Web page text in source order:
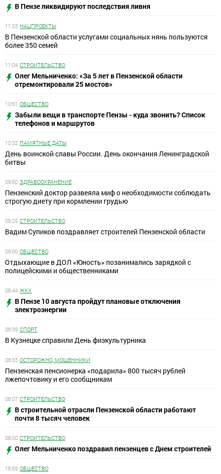
В Пензе ликвидируют последствия ливня
11:33 НАЦПРОЕКТЫ
В Пензенской области услугами социальных нянь пользуются
более 350 семей
11:04 СТРОИТЕЛЬСТВО
Олег Мельниченко: «За 5 лет в Пензенской области
отремонтировали 25 мостов»
10:51 ОБЩЕСТВО
Забыли вещи в транспорте Пензы - куда звонить? Список
телефонов и маршрутов
10:32 ПАМЯТНЫЕ ДАТЫ
День воинской славы России. День окончания Ленинградской
битвы
09:50 ЗДРАВООХРАНЕНИЕ
Пензенский доктор развеяла миф о необходимости соблюдать
строгую диету при кормлении грудью
09:25 СТРОИТЕЛЬСТВО
Вадим Супиков поздравляет строителей Пензенской области
09:00 ОБЩЕСТВО
Отдыхающие в ДОЛ «Юность» позанимались зарядкой с
полицейскими и общественниками
08:44 ЖКХ
В Пензе 10 августа пройдут плановые отключения
электроэнергии
08:39 СПОРТ
В Кузнецке справили День физкультурника
08:33 ОСТОРОЖНО, МОШЕННИКИ
Пензенская пенсионерка «подарила» 800 тысяч рублей
лжепочтовику и его сообщникам
08:07 СТРОИТЕЛЬСТВО
В строительной отрасли Пензенской области работают
почти 8 тысяч человек
08:00 СТРОИТЕЛЬСТВО
Олег Мельниченко поздравил пензенцев с Днем строителей
18:59 ОБЩЕСТВО